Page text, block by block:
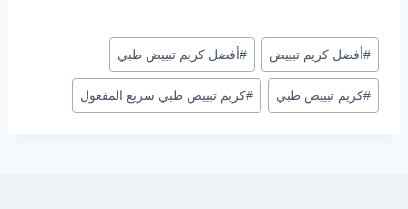
وسوم
المقال:
# أفضل كريم تبييض # أفضل كريم تبييض طبي
#كريم تبييض طبي #كريم تبييض طبي سريع المفعول